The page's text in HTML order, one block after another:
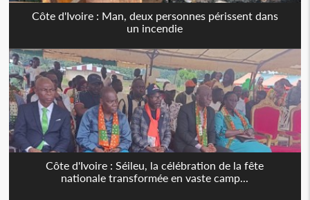
Côte d'Ivoire : Man, deux personnes périssent dans
un incendie
Côte d'Ivoire : Séileu, la célébration de la fête
nationale transformée en vaste camp...